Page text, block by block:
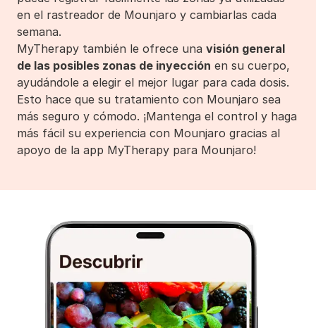
en el rastreador de Mounjaro y cambiarlas cada
semana.
MyTherapy también le ofrece una visión general
de las posibles zonas de inyección en su cuerpo,
ayudándole a elegir el mejor lugar para cada dosis.
Esto hace que su tratamiento con Mounjaro sea
más seguro y cómodo. ¡Mantenga el control y haga
más fácil su experiencia con Mounjaro gracias al
apoyo de la app MyTherapy para Mounjaro!